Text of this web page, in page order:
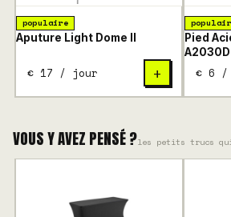
populaire
Aputure Light Dome II
€ 17 / jour +
Pied
A2030D
€ 6 /
VOUS Y AVEZ PENSÉ ?les petits trucs qui